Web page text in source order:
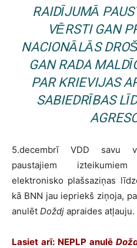
RAIDĪJUMĀ
VĒRSTI GAN
NACIONĀLĀS
GAN RADA
PAR KRIEVIJAS
SABIEDRĪBAS
5.decembrī VDD savu
paustajiem
elektronisko plašsaziņas
kā BNN jau iepriekš ziņoja,
anulēt Doždj apraides atļauju.
Lasiet arī: NEPLP anulē